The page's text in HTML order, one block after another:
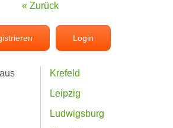
« Zurück
Login
Krefeld
Leipzig
Ludwigsburg